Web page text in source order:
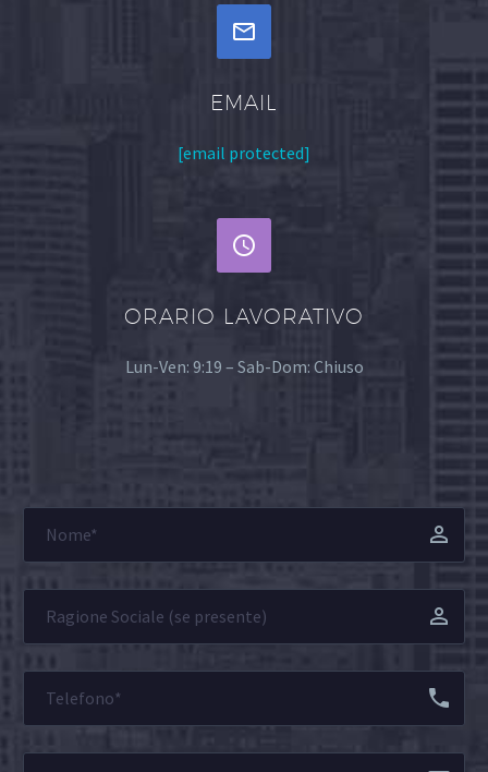


EMAIL
[email protected]


ORARIO LAVORATIVO
Lun-Ven: 9:19 – Sab-Dom: Chiuso